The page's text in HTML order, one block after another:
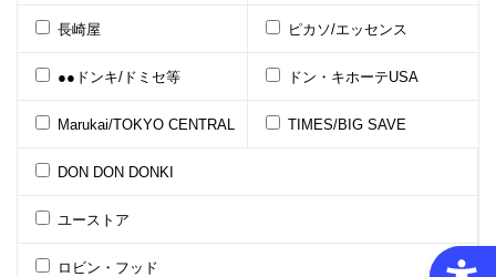
長崎屋 ピカソ/エッセンス
●●ドンキ/ドミセ等 ドン・キホーテUSA
Marukai/TOKYO CENTRAL TIMES/BIG SAVE
DON DON DONKI
ユーストア
ロビン・フッド